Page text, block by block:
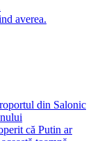
averea.
din Salonic
că Putin ar